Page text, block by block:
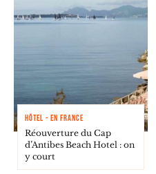
HÔTEL - EN FRANCE
Réouverture du Cap
d’Antibes Beach Hotel : on
y court